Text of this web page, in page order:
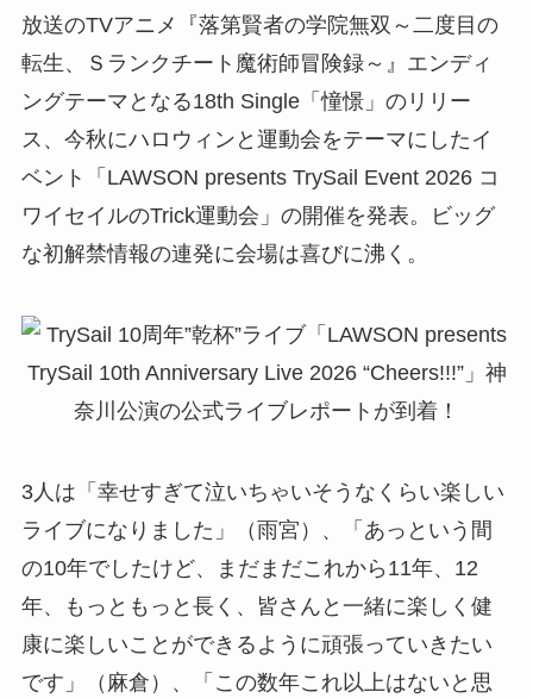
放送のTVアニメ『落第賢者の学院無双～二度目の
転生、Ｓランクチート魔術師冒険録～』エンディ
ングテーマとなる18th Single「憧憬」のリリー
ス、今秋にハロウィンと運動会をテーマにしたイ
ベント「LAWSON presents TrySail Event 2026 コ
ワイセイルのTrick運動会」の開催を発表。ビッグ
な初解禁情報の連発に会場は喜びに沸く。
3人は「幸せすぎて泣いちゃいそうなくらい楽しい
ライブになりました」（雨宮）、「あっという間
の10年でしたけど、まだまだこれから11年、12
年、もっともっと長く、皆さんと一緒に楽しく健
康に楽しいことができるように頑張っていきたい
です」（麻倉）、「この数年これ以上はないと思